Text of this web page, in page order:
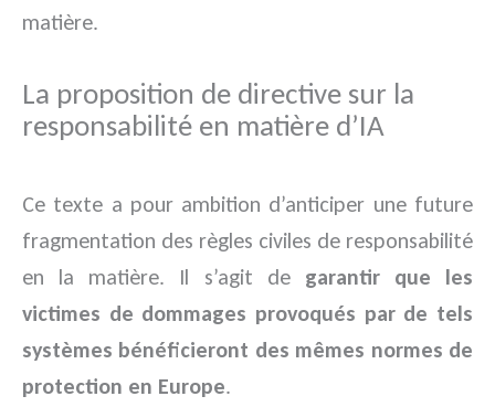
matière.
La proposition de directive sur la
responsabilité en matière d’IA
Ce texte a pour ambition d’anticiper une future
fragmentation des règles civiles de responsabilité
en la matière. Il s’agit de garantir que les
victimes de dommages provoqués par de tels
systèmes bénéficieront des mêmes normes de
protection en Europe.